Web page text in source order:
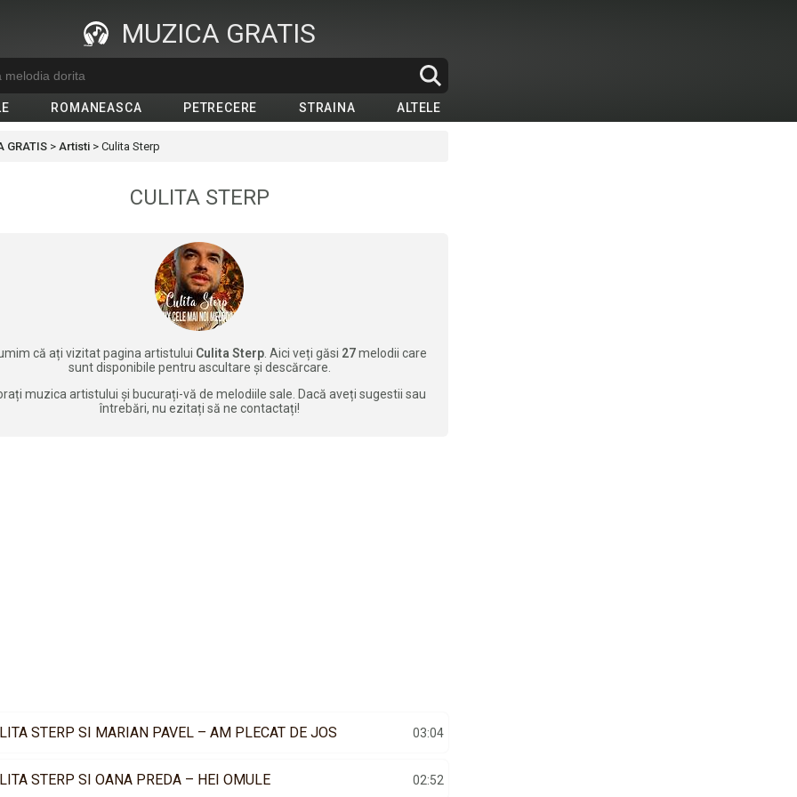
MUZICA GRATIS
ROMANEASCA PETRECERE STRAINA ALTELE
GRATIS > Artisti > Culita Sterp
CULITA STERP
că ați vizitat pagina artistului Culita Sterp. Aici veți găsi 27melodii care
sunt disponibile pentru ascultare și descărcare.
muzica artistului și bucurați-vă de melodiile sale. Dacă aveți sugestii sau
întrebări, nu ezitați să ne contactați!
STERP SI MARIAN PAVEL – AM PLECAT DE JOS 03:04
STERP SI OANA PREDA – HEI OMULE 02:52